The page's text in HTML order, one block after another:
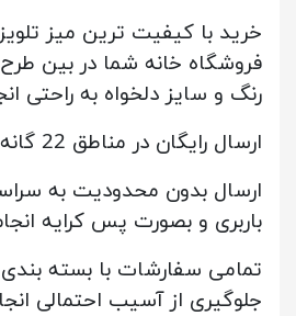
خرید با کیفیت ترین میز
فروشگاه خانه شما در بین
رنگ و سایز دلخواه به راحتی
ارسال رایگان در مناطق 22 گانه شهر تهران
ارسال بدون محدودیت به
باربری و بصورت پس کرایه
تمامی سفارشات با بسته
جلوگیری از آسیب احتمالی